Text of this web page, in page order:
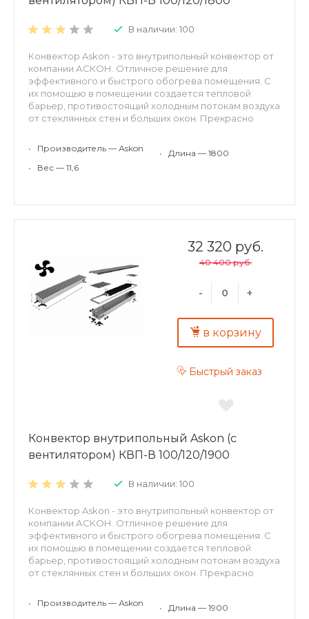
В наличии: 100
Конвектор Askon - это внутрипольный конвектор от
компании АСКОН. Отличное решение для
эффективного и быстрого обогрева помещения. С
их помощью в помещении создается тепловой
барьер, противостоящий холодным потокам воздуха
от стеклянных стен и больших окон. Прекрасно
применяться для холодного кондиционирования.
Конвекторы АСКОН рекомендуются для отопления
самостоятельного или дополнительного источника
тепла. Преимущества внутрипольных конвекторов
ASKON: экономия энергии и высокая динамика
отопления; повышенная теплоотдача и
экологичность – корпус и декоративная решетка из
алюминия; надежность – теплообменник из
алюминиевого листа толщиной 0,5 мм;
долговечность – труба теплообменника
изготовлена из меди, D15 мм, толщина стенки 1мм.
•
Производитель — Аskon
•
Вес — 11,6
• Длина — 1800
32 320 руб.
40 400 руб.
- +
в корзину
Быстрый заказ
Конвектор внутрипольный Askon (с
вентилятором) КВП-В 100/120/1900
В наличии: 100
Конвектор Askon - это внутрипольный конвектор от
компании АСКОН. Отличное решение для
эффективного и быстрого обогрева помещения. С
их помощью в помещении создается тепловой
барьер, противостоящий холодным потокам воздуха
от стеклянных стен и больших окон. Прекрасно
невидимыми невооруженному взгляду. Могут
применяться для холодного кондиционирования.
•
Производитель — Аskon
• Длина — 1900